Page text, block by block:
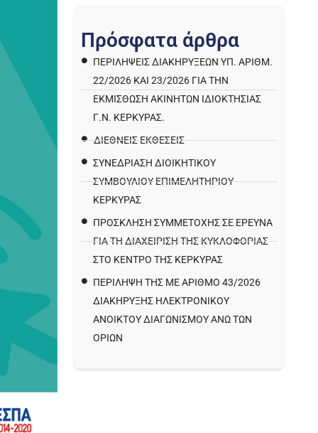
Πρόσφατα άρθρα
ΠΕΡΙΛΉΨΕΙΣ ΔΙΑΚΗΡΎΞΕΩΝ ΥΠ. ΑΡΙΘΜ.
22/2026 ΚΑΙ 23/2026 ΓΙΑ ΤΗΝ
ΕΚΜΊΣΘΩΣΗ ΑΚΙΝΉΤΩΝ ΙΔΙΟΚΤΗΣΊΑΣ
Γ.Ν. ΚΈΡΚΥΡΑΣ.
ΔΙΕΘΝΕΙΣ ΕΚΘΕΣΕΙΣ
ΣΥΝΕΔΡΙΑΣΗ ΔΙΟΙΚΗΤΙΚΟΥ
ΣΥΜΒΟΥΛΙΟΥ ΕΠΙΜΕΛΗΤΗΡΙΟΥ
ΚΕΡΚΥΡΑΣ
ΠΡΌΣΚΛΗΣΗ ΣΥΜΜΕΤΟΧΉΣ ΣΕ ΈΡΕΥΝΑ
ΓΙΑ ΤΗ ΔΙΑΧΕΊΡΙΣΗ ΤΗΣ ΚΥΚΛΟΦΟΡΊΑΣ
ΣΤΟ ΚΈΝΤΡΟ ΤΗΣ ΚΈΡΚΥΡΑΣ
ΠΕΡΙΛΗΨΗ ΤΗΣ ΜΕ ΑΡΙΘΜΟ 43/2026
ΔΙΑΚΗΡΥΞΗΣ ΗΛΕΚΤΡΟΝΙΚΟΥ
ΑΝΟΙΚΤΟΥ ΔΙΑΓΩΝΙΣΜΟΥ ΑΝΩ ΤΩΝ
ΟΡΙΩΝ